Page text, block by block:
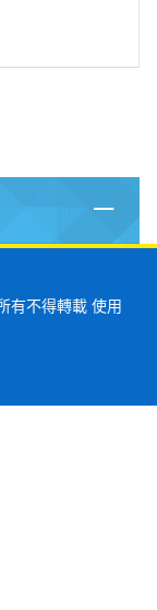
有不得轉載 使用